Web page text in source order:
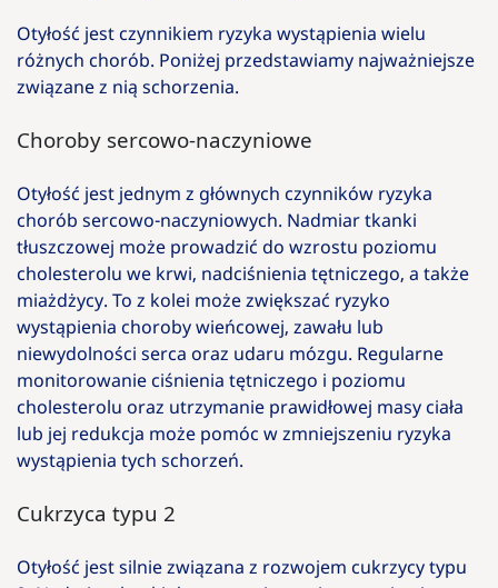
Otyłość jest czynnikiem ryzyka wystąpienia wielu
różnych chorób. Poniżej przedstawiamy najważniejsze
związane z nią schorzenia.
Choroby sercowo-naczyniowe
Otyłość jest jednym z głównych czynników ryzyka
chorób sercowo-naczyniowych. Nadmiar tkanki
tłuszczowej może prowadzić do wzrostu poziomu
cholesterolu we krwi, nadciśnienia tętniczego, a także
miażdżycy. To z kolei może zwiększać ryzyko
wystąpienia choroby wieńcowej, zawału lub
niewydolności serca oraz udaru mózgu. Regularne
monitorowanie ciśnienia tętniczego i poziomu
cholesterolu oraz utrzymanie prawidłowej masy ciała
lub jej redukcja może pomóc w zmniejszeniu ryzyka
wystąpienia tych schorzeń.
Cukrzyca typu 2
Otyłość jest silnie związana z rozwojem cukrzycy typu